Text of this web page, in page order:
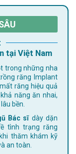
tại Việt Nam
trong những nha
răng Implant
răng hiệu quả
năng ăn nhai,
bền.
Bác sĩdày dặn
tình trạng răng
thăm khám kỹ
an toàn.